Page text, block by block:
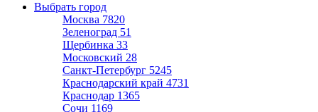
Выбрать город
Москва 7820
Зеленоград 51
Щербинка 33
Московский 28
Санкт-Петербург 5245
Краснодарский край 4731
Краснодар 1365
Сочи 1169